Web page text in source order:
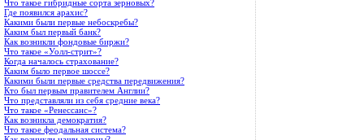
Что такое гибридные сорта зерновых?
Где появился арахис?
Какими были первые небоскребы?
Каким был первый банк?
Как возникли фондовые биржи?
Что такое «Уолл-стрит»?
Когда началось страхование?
Каким было первое шоссе?
Какими были первые средства передвижения?
Кто был первым правителем Англии?
Что представляли из себя средние века?
Что такое «Ренессанс»?
Как возникла демократия?
Что такое феодальная система?